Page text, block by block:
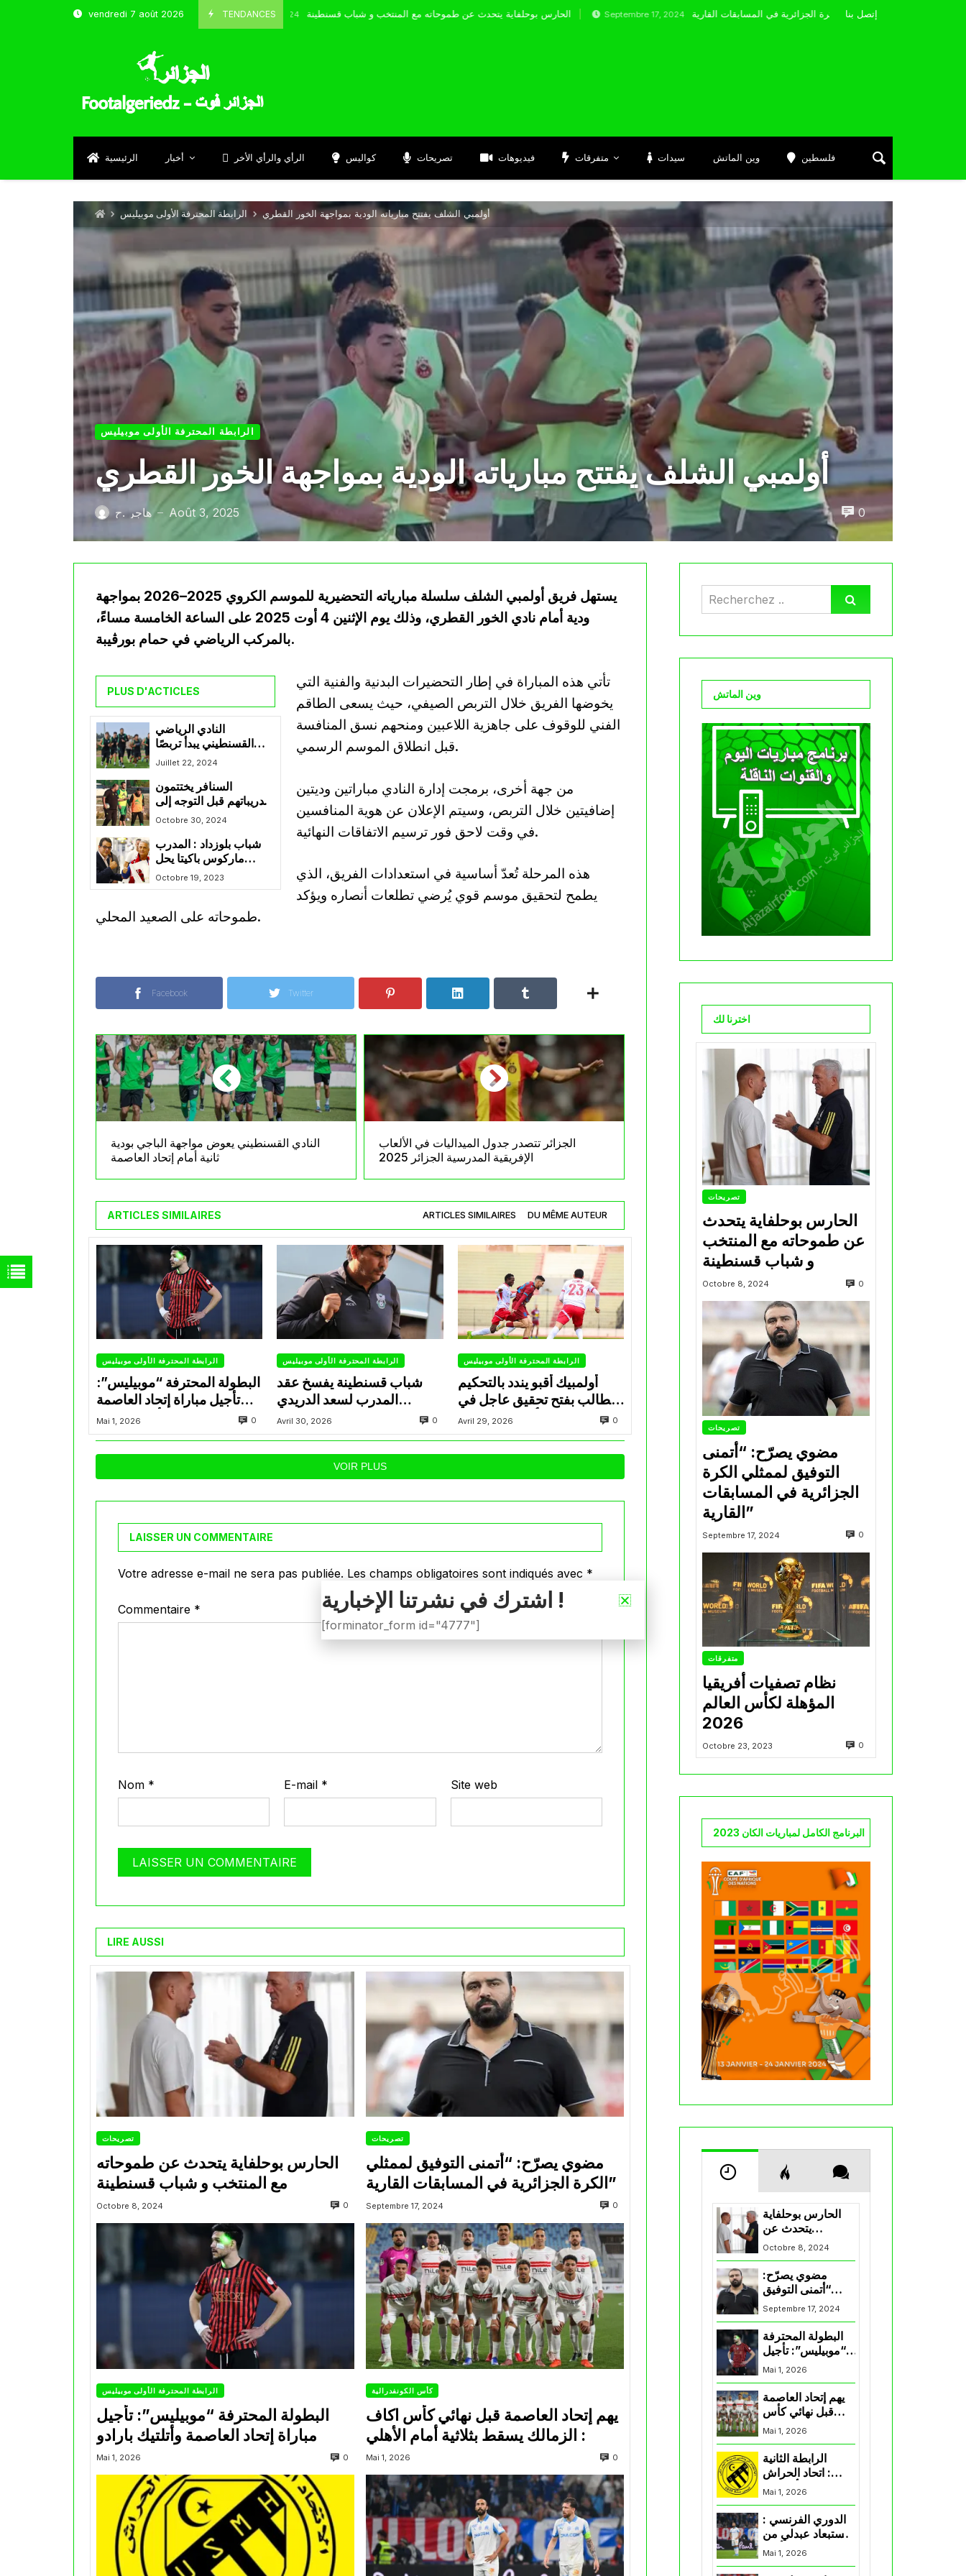
vendredi 7 août 2026 TENDANCES
Octobre 8, 2024 الحارس بوحلفاية يتحدث عن طموحاته مع المنتخب و شباب قسنطينة Septembre 17, 2024 إتصل بنا
الرئيسية أخبار الرأي والرأي الأخر كواليس تصريحات فيديوهات متفرقات سيدات وين الماتش فلسطين
الرابطة المحترفة الأولى موبيليس أولمبي الشلف يفتتح مبارياته الودية بمواجهة الخور القطري
الرابطة المحترفة الأولى موبيليس
أولمبي الشلف يفتتح مبارياته الودية بمواجهة الخور القطري
هاجر .ح — Août 3, 2025 0
يستهل فريق أولمبي الشلف سلسلة مبارياته التحضيرية للموسم الكروي 2025–2026 بمواجهة
ودية أمام نادي الخور القطري، وذلك يوم الإثنين 4 أوت 2025 على الساعة الخامسة مساءً،
بالمركب الرياضي في حمام بورڨيبة.
PLUS D'ACTICLES
النادي الرياضي
القسنطيني يبدأ تربصًا
تحضيريًا في طبرقة
Juillet 22, 2024
السنافر يختتمون
تدريباتهم قبل التوجه إلى
وهران
Octobre 30, 2024
شباب بلوزداد : المدرب
ماركوس باكيتا يحل
بالجزائر
Octobre 19, 2023
تأتي هذه المباراة في إطار التحضيرات البدنية والفنية التي
يخوضها الفريق خلال التربص الصيفي، حيث يسعى الطاقم
الفني للوقوف على جاهزية اللاعبين ومنحهم نسق المنافسة
قبل انطلاق الموسم الرسمي.
من جهة أخرى، برمجت إدارة النادي مباراتين وديتين
إضافيتين خلال التربص، وسيتم الإعلان عن هوية المنافسين
في وقت لاحق فور ترسيم الاتفاقات النهائية.
هذه المرحلة تُعدّ أساسية في استعدادات الفريق، الذي
يطمح لتحقيق موسم قوي يُرضي تطلعات أنصاره ويؤكد
طموحاته على الصعيد المحلي.
Facebook Twitter
النادي القسنطيني يعوض مواجهة الباجي بودية
ثانية أمام إتحاد العاصمة
الجزائر تتصدر جدول الميداليات في الألعاب
الإفريقية المدرسية الجزائر 2025
ARTICLES SIMILAIRES ARTICLES SIMILAIRES DU MÊME AUTEUR
الرابطة المحترفة الأولى موبيليس
البطولة المحترفة “موبيليس”:
تأجيل مباراة إتحاد العاصمة
وأتلتيك بارادو
Mai 1, 2026 0
الرابطة المحترفة الأولى موبيليس
شباب قسنطينة يفسخ عقد
المدرب لسعد الدريدي
بالتراضي
Avril 30, 2026 0
الرابطة المحترفة الأولى موبيليس
أولمبيك أقبو يندد بالتحكيم
ويطالب بفتح تحقيق عاجل في
تجاوزات أثّرت على نتائج
الفريق
Avril 29, 2026 0
VOIR PLUS
LAISSER UN COMMENTAIRE
Votre adresse e-mail ne sera pas publiée. Les champs obligatoires sont indiqués avec *
Commentaire *
Nom * E-mail * Site web
LIRE AUSSI
تصريحات
الحارس بوحلفاية يتحدث عن طموحاته
مع المنتخب و شباب قسنطينة
Octobre 8, 2024 0
تصريحات
مضوي يصرّح: “أتمنى التوفيق لممثلي
الكرة الجزائرية في المسابقات القارية”
Septembre 17, 2024 0
الرابطة المحترفة الأولى موبيليس
البطولة المحترفة “موبيليس”: تأجيل
مباراة إتحاد العاصمة وأتلتيك بارادو
Mai 1, 2026 0
كأس الكونفدرالية
يهم إتحاد العاصمة قبل نهائي كأس اكاف
Mai 1, 2026 0
وين الماتش
اخترنا لك
تصريحات
الحارس بوحلفاية يتحدث
عن طموحاته مع المنتخب
و شباب قسنطينة
Octobre 8, 2024 0
تصريحات
مضوي يصرّح: “أتمنى
التوفيق لممثلي الكرة
الجزائرية في المسابقات
القارية”
Septembre 17, 2024 0
متفرقات
نظام تصفيات أفريقيا
المؤهلة لكأس العالم
2026
Octobre 23, 2023 0
البرنامج الكامل لمباريات الكان 2023
الحارس بوحلفاية
يتحدث عن
طموحاته مع
المنتخب و شباب
قسنطينة
Octobre 8, 2024
مضوي يصرّح:
“أتمنى التوفيق
لممثلي الكرة
الجزائرية في
Septembre 17, 2024
البطولة المحترفة
“موبيليس”: تأجيل
مباراة إتحاد
العاصمة وأتلتيك
بارادو
Mai 1, 2026
يهم إتحاد العاصمة
قبل نهائي كأس
اكاف : الزمالك
يسقط بثلاثية أمام
Mai 1, 2026
الرابطة الثانية
: اتحاد الحراش
يحسم التأهل إلى
“البلاي أوف”
Mai 1, 2026
الدوري الفرنسي :
استبعاد عبدلي من
قائمة مرسيليا أمام
Mai 1, 2026
اشترك في نشرتنا الإخبارية !
[forminator_form id="4777"]